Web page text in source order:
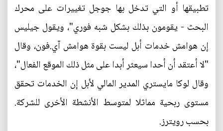
تطبيقها أو التي تدخل بها جوجل تغييرات على محرك
البحث - يقومون بذلك بشكل شبه فوري"، ويقول جيليس
إن هوامش خدمات أبل ليست بقوة هوامش آي.فون، وقال
"لا أعتقد أن أحدا سيعثر أبدا على مثل ذلك الموقع الفعال"،
وقال لوكا مايستري المدير المالي لأبل إن الخدمات تحقق
مستوى ربحية مماثلا لمتوسط الأنشطة الأخرى للشركة.
بحسب رويترز.